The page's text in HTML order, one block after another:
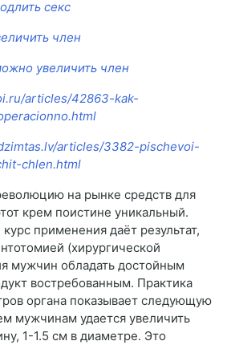
секс
член
увеличить член
articles/42863-kak-
articles/3382-pischevoi-
chlen.html
на рынке средств для
крем поистине уникальный.
применения даёт результат,
(хирургической
мужчин обладать достойным
востребованным. Практика
органа показывает следующую
мужчинам удается увеличить
1-1.5 см в диаметре. Это